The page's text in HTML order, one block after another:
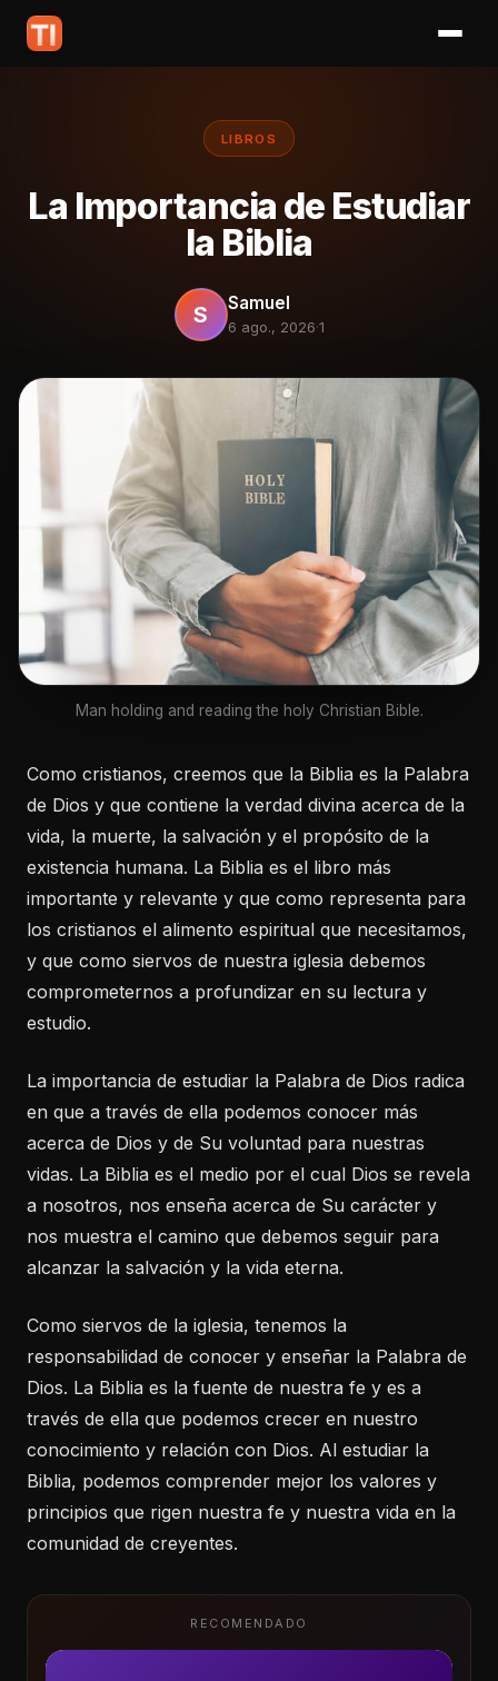
LIBROS
La Importancia de Estudiar
la Biblia
S Samuel
6 ago., 2026·1
Man holding and reading the holy Christian Bible.
Como cristianos, creemos que la Biblia es la Palabra
de Dios y que contiene la verdad divina acerca de la
vida, la muerte, la salvación y el propósito de la
existencia humana. La Biblia es el libro más
importante y relevante y que como representa para
los cristianos el alimento espiritual que necesitamos,
y que como siervos de nuestra iglesia debemos
comprometernos a profundizar en su lectura y
estudio.
La importancia de estudiar la Palabra de Dios radica
en que a través de ella podemos conocer más
acerca de Dios y de Su voluntad para nuestras
vidas. La Biblia es el medio por el cual Dios se revela
a nosotros, nos enseña acerca de Su carácter y
nos muestra el camino que debemos seguir para
alcanzar la salvación y la vida eterna.
Como siervos de la iglesia, tenemos la
responsabilidad de conocer y enseñar la Palabra de
Dios. La Biblia es la fuente de nuestra fe y es a
través de ella que podemos crecer en nuestro
conocimiento y relación con Dios. Al estudiar la
Biblia, podemos comprender mejor los valores y
principios que rigen nuestra fe y nuestra vida en la
comunidad de creyentes.
RECOMENDADO